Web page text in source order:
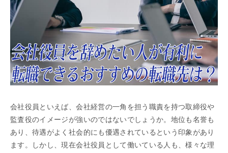
会社役員といえば、会社経営の一角を担う職責を持つ取締役や
監査役のイメージが強いのではないでしょうか。地位も名誉も
あり、待遇がよく社会的にも優遇されているという印象があり
ます。しかし、現在会社役員として働いている人も、様々な理